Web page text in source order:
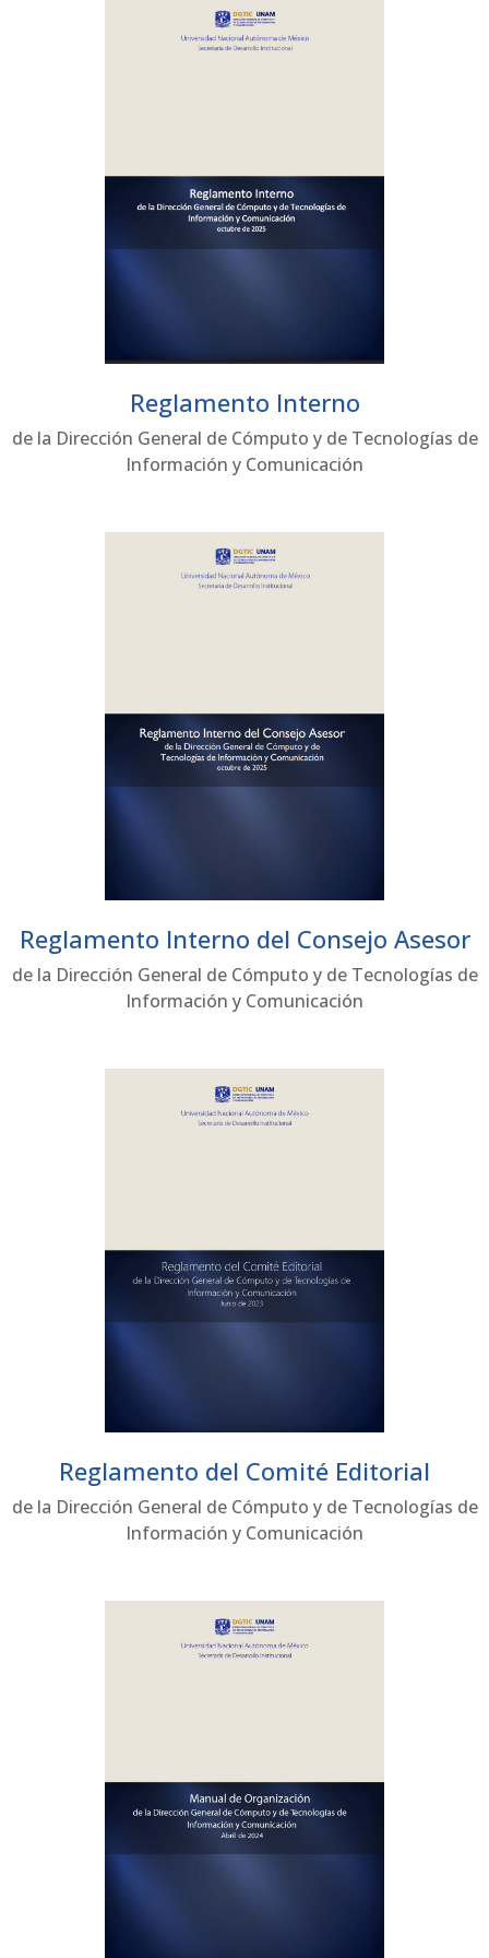
Reglamento Interno
de la Dirección General de Cómputo y de Tecnologías de
Información y Comunicación
Reglamento Interno del Consejo Asesor
de la Dirección General de Cómputo y de Tecnologías de
Información y Comunicación
Reglamento del Comité Editorial
de la Dirección General de Cómputo y de Tecnologías de
Información y Comunicación